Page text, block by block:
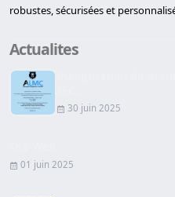
robustes, sécurisées et
Actualites
30 juin 2025
01 juin 2025